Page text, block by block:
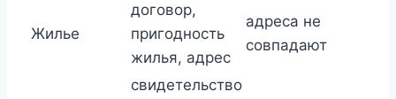
Жилье
договор,
пригодность
жилья, адрес
адреса не
совпадают
свидетельство